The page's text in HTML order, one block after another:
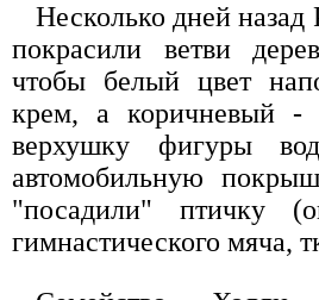
Несколько дней
покрасили ветви
чтобы белый цвет
крем, а коричневый -
верхушку фигуры
автомобильную
"посадили" птичку
гимнастического мяча,